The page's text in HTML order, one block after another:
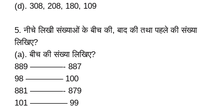
(d). 308, 208, 180, 109
5. नीचे लिखी संख्याओं के बीच की, बाद की तथा पहले की संख्या
लिखिए?
(a). बीच की संख्या लिखिए?
889 ————- 887
98 ————– 100
881 ————- 879
101 ————– 99